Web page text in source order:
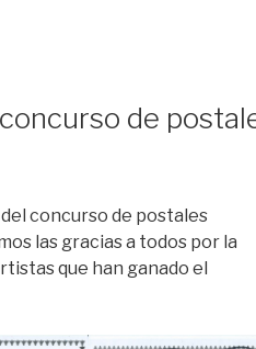
de
concurso de postales
las gracias a todos por la
que han ganado el